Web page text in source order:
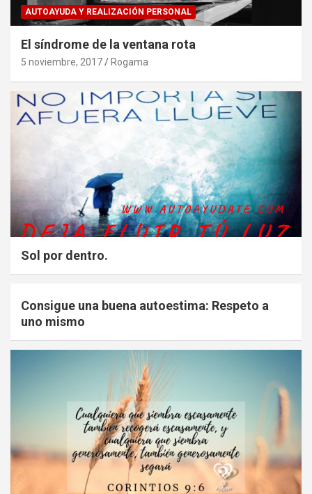
AUTOAYUDA Y REALIZACIÓN PERSONAL
El síndrome de la ventana rota
5 noviembre, 2017 Rogama
Sol por dentro.
Consigue una buena autoestima: Respeto a
uno mismo